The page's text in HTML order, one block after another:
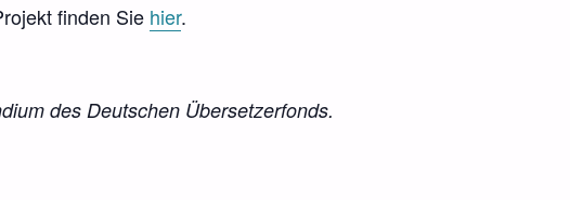
finden Sie hier.
des Deutschen Übersetzerfonds.